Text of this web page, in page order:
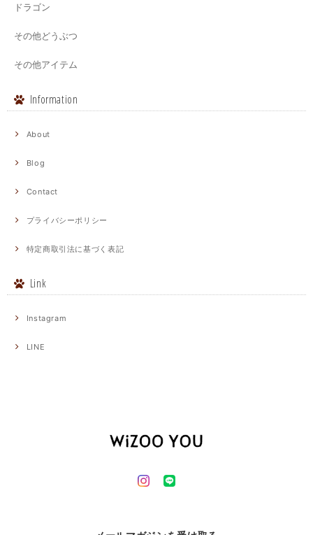
ドラゴン
その他どうぶつ
その他アイテム
Information
About
Blog
Contact
プライバシーポリシー
特定商取引法に基づく表記
Link
Instagram
LINE